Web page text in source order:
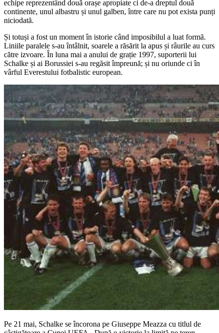
echipe reprezentând două orașe apropiate ci de-a dreptul două
continente, unul albastru și unul galben, între care nu pot exista punți
niciodată.
Și totuși a fost un moment în istorie când imposibilul a luat formă.
Liniile paralele s-au întâlnit, soarele a răsărit la apus și râurile au curs
către izvoare. În luna mai a anului de grație 1997, suporterii lui
Schalke și ai Borussiei s-au regăsit împreună; și nu oriunde ci în
vârful Everestului fotbalistic european.
Pe 21 mai, Schalke se încorona pe Giuseppe Meazza cu titlul de